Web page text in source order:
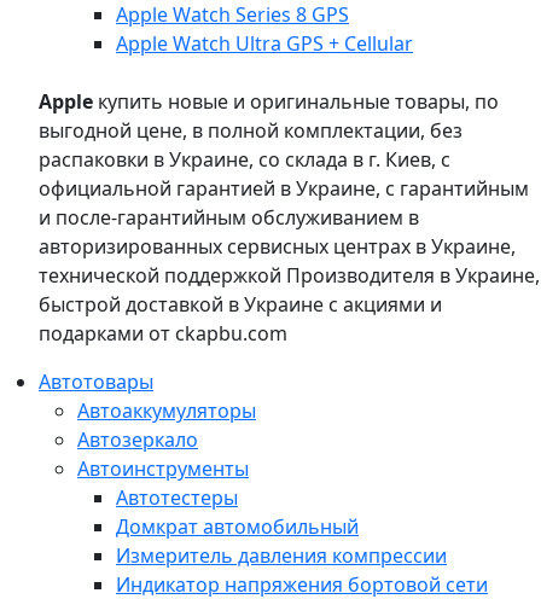
Apple Watch Series 8 GPS
Apple Watch Ultra GPS + Cellular
Apple купить новые и оригинальные товары, по
выгодной цене, в полной комплектации, без
распаковки в Украине, со склада в г. Киев, с
официальной гарантией в Украине, с гарантийным
и после-гарантийным обслуживанием в
авторизированных сервисных центрах в Украине,
технической поддержкой Производителя в Украине,
быстрой доставкой в Украине с акциями и
подарками от ckapbu.com
Автотовары
Автоаккумуляторы
Автозеркало
Автоинструменты
Автотестеры
Домкрат автомобильный
Измеритель давления компрессии
Индикатор напряжения бортовой сети